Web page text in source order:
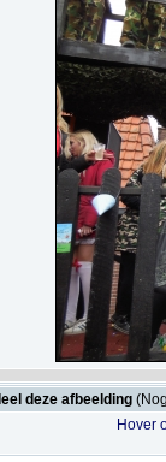
deze afbeelding
Hover